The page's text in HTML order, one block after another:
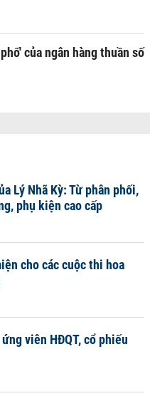
của ngân hàng thuần số
Lý Nhã Kỳ: Từ phân phối,
phụ kiện cao cấp
cho các cuộc thi hoa
viên HĐQT, cổ phiếu